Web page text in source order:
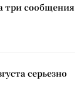
три сообщения
серьезно